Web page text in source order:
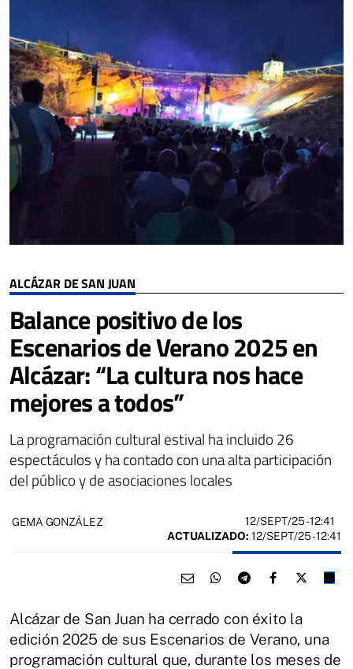
ALCÁZAR DE SAN JUAN
Balance positivo de los
Escenarios de Verano 2025 en
Alcázar: “La cultura nos hace
mejores a todos”
La programación cultural estival ha incluido 26
espectáculos y ha contado con una alta participación
del público y de asociaciones locales
GEMA GONZÁLEZ 12/SEPT/25- 12:41
ACTUALIZADO: 12/SEPT/25 - 12:41
Alcázar de San Juan ha cerrado con éxito la
edición 2025 de sus Escenarios de Verano, una
programación cultural que, durante los meses de